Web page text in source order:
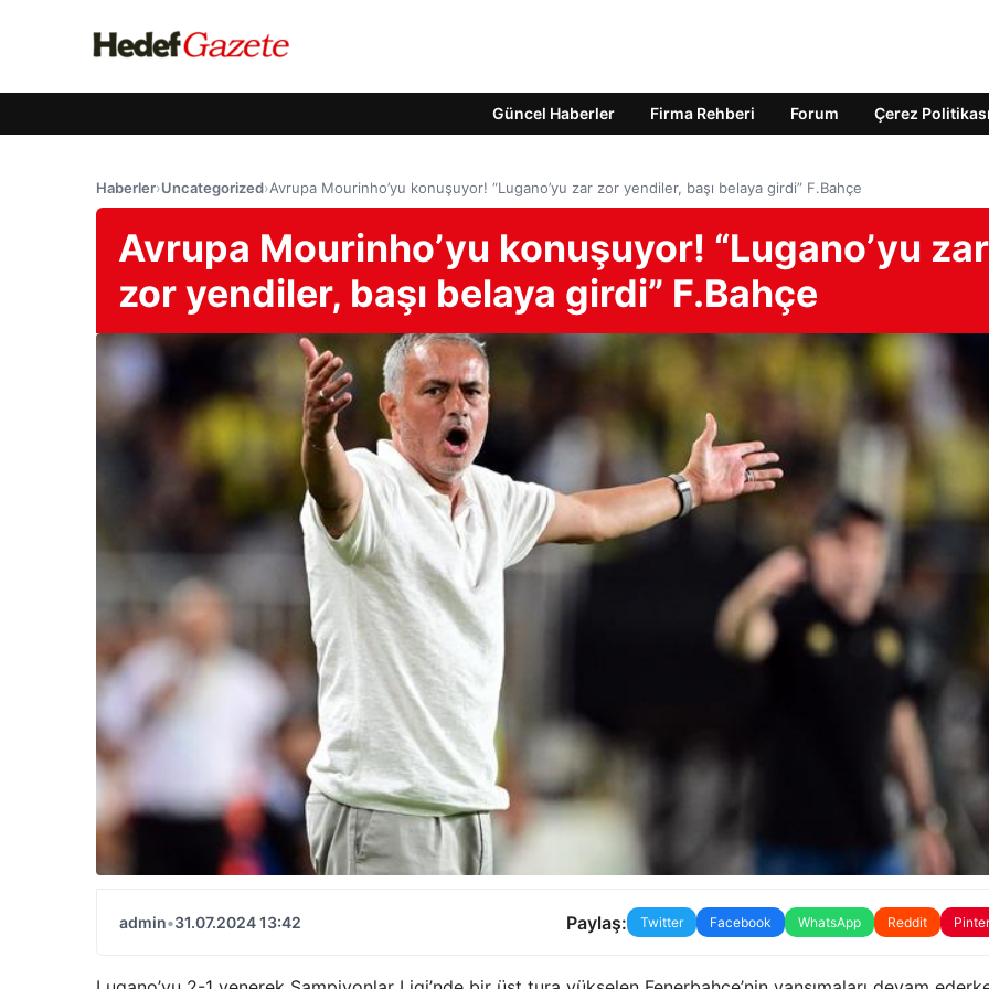
Güncel Haberler Firma Rehberi Forum Çerez Politikası
Haberler›Uncategorized›Avrupa Mourinho’yu konuşuyor! “Lugano’yu zar zor yendiler, başı belaya girdi” F.Bahçe
Avrupa Mourinho’yu konuşuyor! “Lugano’yu zar
zor yendiler, başı belaya girdi” F.Bahçe
admin•31.07.2024 13:42 Paylaş: Twitter Facebook WhatsApp Reddit